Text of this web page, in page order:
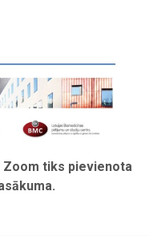
tiks pievienota